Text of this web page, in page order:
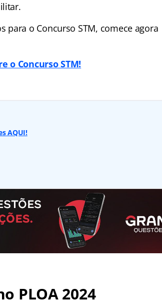
para o Concurso STM, comece agora
o Concurso STM!
AQUI!
PLOA 2024